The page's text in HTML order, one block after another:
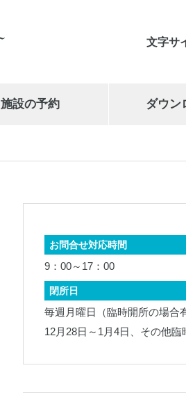
文字サ
施設の予約 ダウン
019-689-2265
岩手県勤労身体
019-645-2187
お問合せ対応時間
9：00～17：00
閉所日
毎週月曜日（臨時開所の場合
12月28日～1月4日、その他臨